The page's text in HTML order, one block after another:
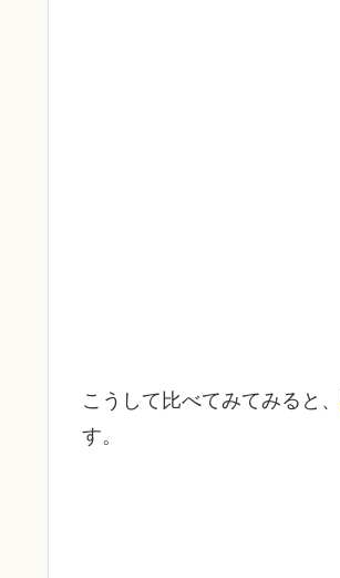
こうして比べてみてみると、
す。